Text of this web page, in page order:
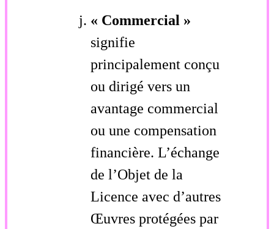
« Commercial »
signifie
principalement conçu
ou dirigé vers un
avantage commercial
ou une compensation
financière. L’échange
de l’Objet de la
Licence avec d’autres
Œuvres protégées par